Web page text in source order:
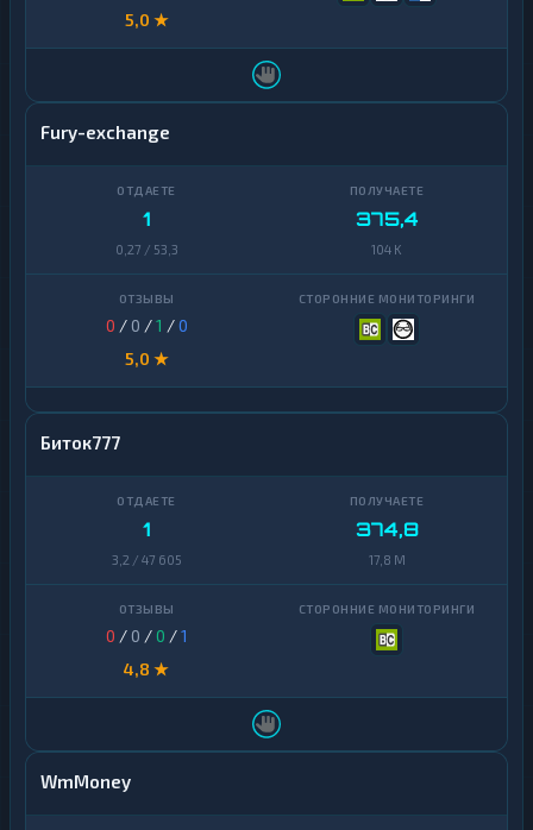
5,0 ★
Fury-exchange
1
0,27 / 53,3
375,4
104 K
0 / 0 /1 /0
5,0 ★
Биток777
1
3,2 / 47 605
374,8
17,8 M
0 / 0 /0 /1
4,8 ★
WmMoney